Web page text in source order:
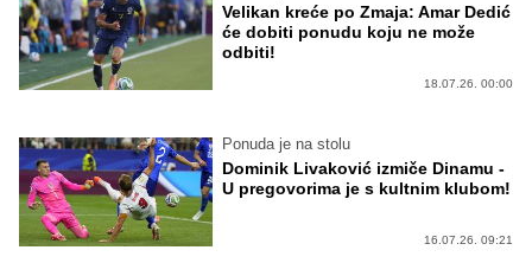
Velikan kreće po Zmaja: Amar Dedić
će dobiti ponudu koju ne može
odbiti!
18.07.26. 00:00
Ponuda je na stolu
Dominik Livaković izmiče Dinamu -
U pregovorima je s kultnim klubom!
16.07.26. 09:21